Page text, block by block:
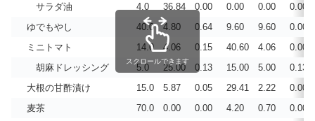
サラダ油
4.0 36.84 0.00 0.00 0.00
0.000
ゆでもやし
40.0 4.80 0.64 9.60 9.60
0.003
ミニトマト
14.0 4.06 0.15 40.60 4.06
0.001
胡麻ドレッシング
5.0 25.00 0.13 15.00 5.00
0.133
大根の甘酢漬け
15.0 5.87 0.05 29.41 2.22
0.006
麦茶
70.0 0.00 0.00 4.20 0.70
0.000
スクロールできます